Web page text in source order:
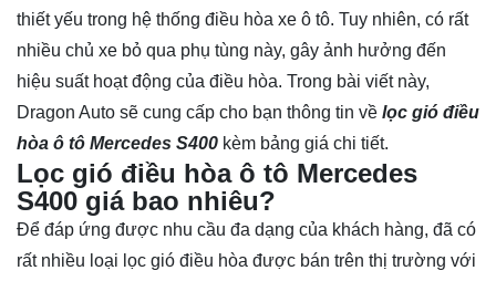
thiết yếu trong hệ thống điều hòa xe ô tô. Tuy nhiên, có rất
nhiều chủ xe bỏ qua phụ tùng này, gây ảnh hưởng đến
hiệu suất hoạt động của điều hòa. Trong bài viết này,
Dragon Auto sẽ cung cấp cho bạn thông tin về lọc gió điều
hòa ô tô Mercedes S400 kèm bảng giá chi tiết.
Lọc gió điều hòa ô tô Mercedes
S400 giá bao nhiêu?
Để đáp ứng được nhu cầu đa dạng của khách hàng, đã có
rất nhiều loại lọc gió điều hòa được bán trên thị trường với